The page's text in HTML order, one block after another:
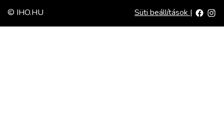
© IHO.HU Süti beállítások |